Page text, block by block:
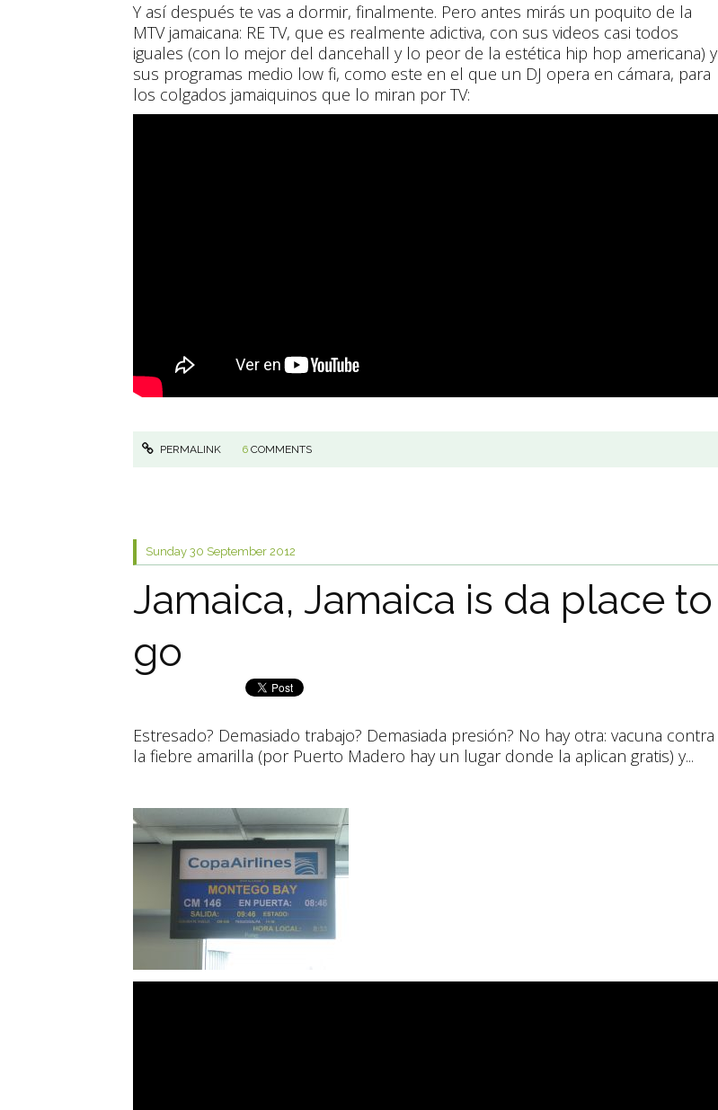
Y así después te vas a dormir, finalmente. Pero antes mirás un poquito de la
MTV jamaicana: RE TV, que es realmente adictiva, con sus videos casi todos
iguales (con lo mejor del dancehall y lo peor de la estética hip hop americana) y
sus programas medio low fi, como este en el que un DJ opera en cámara, para
los colgados jamaiquinos que lo miran por TV:
PERMALINK 6 COMMENTS
Sunday 30 September 2012
Jamaica, Jamaica is da place to
go
Estresado? Demasiado trabajo? Demasiada presión? No hay otra: vacuna contra
la fiebre amarilla (por Puerto Madero hay un lugar donde la aplican gratis) y...